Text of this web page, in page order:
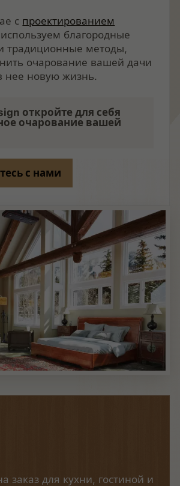
с проектированием
благородные
традиционные методы,
очарование вашей дачи
нее новую жизнь.
откройте для себя
очарование вашей
с нами
заказ для кухни, гостиной и